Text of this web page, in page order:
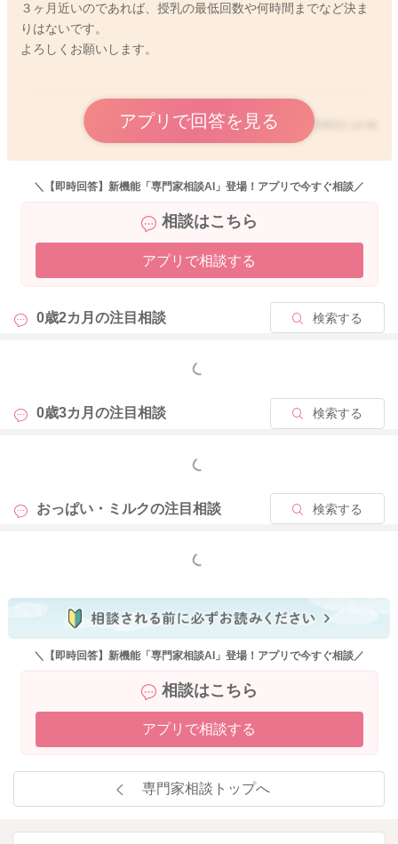
３ヶ月近いのであれば、授乳の最低回数や何時間までなど決ま
りはないです。
よろしくお願いします。
アプリで回答を見る 2025/8/12 14:46
＼【即時回答】新機能「専門家相談AI」登場！アプリで今すぐ相談／
相談はこちら
アプリで相談する
0歳2カ月の注目相談 検索する
もっと見る
0歳3カ月の注目相談 検索する
もっと見る
おっぱい・ミルクの注目相談 検索する
もっと見る
＼【即時回答】新機能「専門家相談AI」登場！アプリで今すぐ相談／
相談はこちら
アプリで相談する
専門家相談トップへ